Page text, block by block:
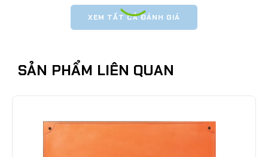
XEM TẤT CẢ ĐÁNH GIÁ
SẢN PHẨM LIÊN QUAN